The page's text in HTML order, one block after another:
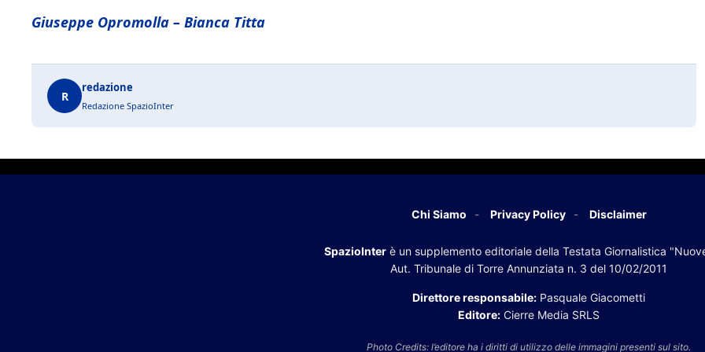
Giuseppe Opromolla – Bianca Titta
R
redazione
Redazione SpazioInter
Chi Siamo Privacy Policy Disclaimer
SpazioInterè un supplemento editoriale della Testata Giornalistica
Aut. Tribunale di Torre Annunziata n. 3 del 10/02/2011
Direttore responsabile: Pasquale Giacometti
Editore: Cierre Media SRLS
Photo Credits: l’editore ha i diritti di utilizzo delle immagini presenti sul sito.